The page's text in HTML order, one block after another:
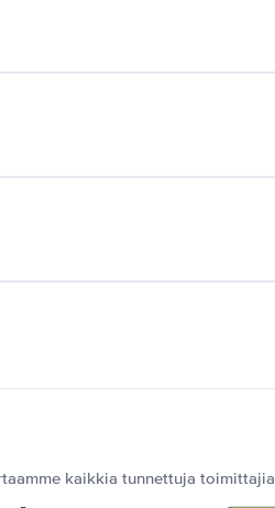
kaikkia tunnettuja toimittajia